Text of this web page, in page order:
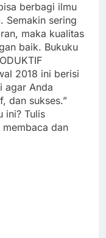
berbagi ilmu
Semakin sering
maka kualitas
baik. Bukuku
2018 ini berisi
agar Anda
dan sukses.”
ini? Tulis
dan